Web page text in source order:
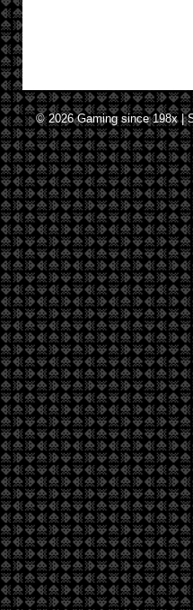
© 2026Gaming since 198x|